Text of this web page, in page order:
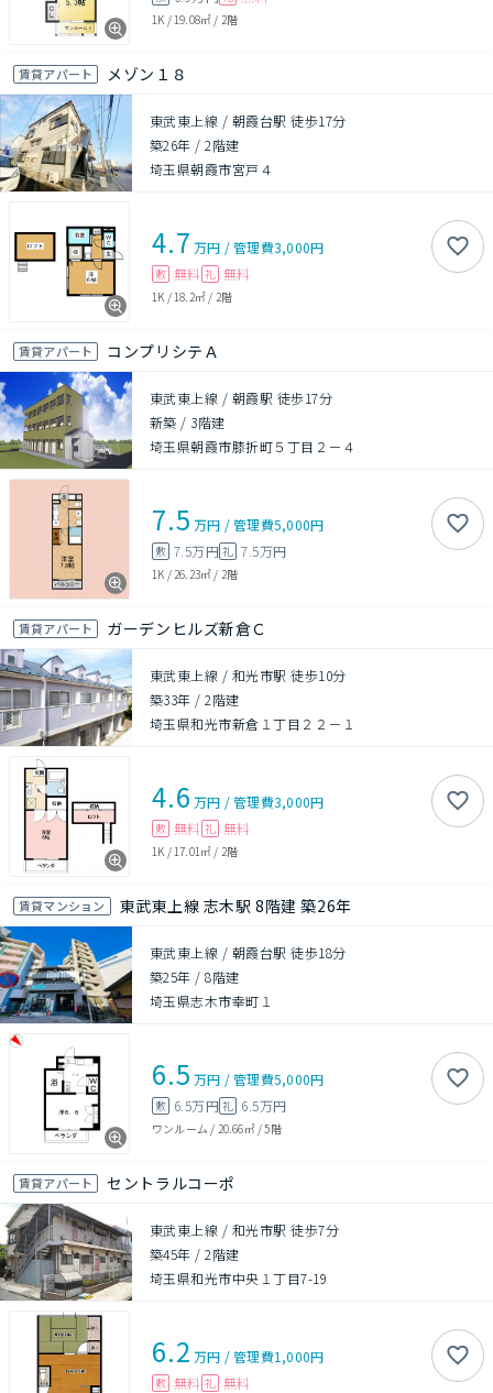
1K / 19.08㎡ / 2階
賃貸アパート メゾン１８
東武東上線 / 朝霞台駅 徒歩17分
築26年 /2階建
埼玉県朝霞市宮戸４
4.7 万円 /管理費3,000円
敷 無料 礼 無料
1K / 18.2㎡ / 2階
賃貸アパート コンプリシテＡ
東武東上線 / 朝霞駅 徒歩17分
新築 / 3階建
埼玉県朝霞市膝折町５丁目２－４
7.5 万円 /管理費5,000円
敷 7.5万円礼 7.5万円
1K / 26.23㎡ / 2階
賃貸アパート ガーデンヒルズ新倉Ｃ
東武東上線 / 和光市駅 徒歩10分
築33年 /2階建
埼玉県和光市新倉１丁目２２－１
4.6 万円 /管理費3,000円
敷 無料 礼 無料
1K / 17.01㎡ / 2階
賃貸マンション 東武東上線 志木駅 8階建 築26年
東武東上線 / 朝霞台駅 徒歩18分
築25年 /8階建
埼玉県志木市幸町１
6.5 万円 /管理費5,000円
敷 6.5万円礼 6.5万円
ワンルーム / 20.66㎡/5階
賃貸アパート セントラルコーポ
東武東上線 / 和光市駅 徒歩7分
築45年 /2階建
埼玉県和光市中央１丁目7-19
6.2 万円 /管理費1,000円
敷 無料 礼 無料